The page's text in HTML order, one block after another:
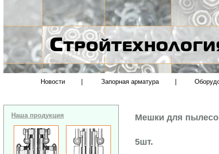
Новости Запорная арматура
Наша продукция Мешки для
5шт.